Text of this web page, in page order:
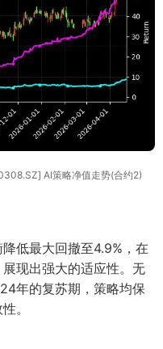
AI策略净值走势(合约2)
低最大回撤至4.9%，在
现出强大的适应性。无
年的复苏期，策略均保
。